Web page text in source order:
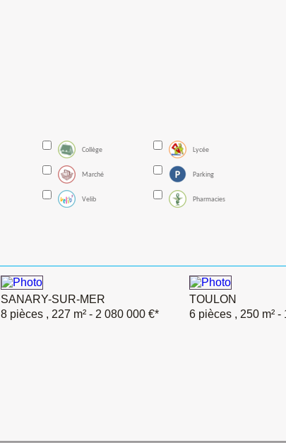
Collège Lycée
Marché Parking
Velib Pharmacies
SANARY-SUR-MER
8 pièces , 227 m² - 2 080 000 €*
TOULON
6 pièces , 250 m² -